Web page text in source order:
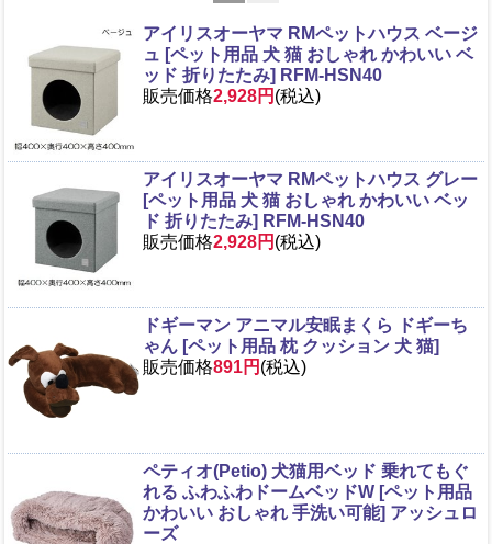
アイリスオーヤマ RMペットハウス ベージ
ュ [ペット用品 犬 猫 おしゃれ かわいい ベ
ッド 折りたたみ] RFM-HSN40
販売価格2,928円 (税込)
アイリスオーヤマ RMペットハウス グレー
[ペット用品 犬 猫 おしゃれ かわいい ベッ
ド 折りたたみ] RFM-HSN40
販売価格2,928円 (税込)
ドギーマン アニマル安眠まくら ドギーち
ゃん [ペット用品 枕 クッション 犬 猫]
販売価格891円 (税込)
ペティオ(Petio) 犬猫用ベッド 乗れてもぐ
れる ふわふわドームベッドW [ペット用品
かわいい おしゃれ 手洗い可能] アッシュロ
ーズ